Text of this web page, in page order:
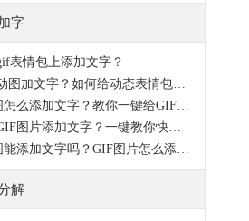
字
表情包上添加文字？
怎么给动图加文字？如何给动态表情包添加文字？
GIF动图怎么添加文字？教你一键给GIF添加文字
怎么给GIF图片添加文字？一键教你快速添加文字
GIF动图能添加文字吗？GIF图片怎么添加文字特效？
解